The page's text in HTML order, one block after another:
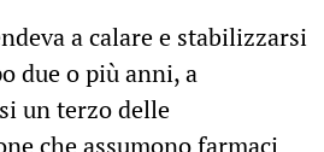
a calare e stabilizzarsi
due o più anni, a
un terzo delle
che assumono farmaci